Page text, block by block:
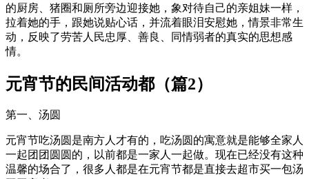
的厨房、猪圈和厕所旁边迎接她，象对待自己的亲姐妹一样，
拉着她的手，跟她说贴心话，并流着眼泪安慰她，情景非常生
动，反映了劳苦人民忠厚、善良、同情弱者的真实的思想感
情。
元宵节的民间活动都（篇2）
第一、汤圆
元宵节吃汤圆是南方人才有的，吃汤圆的寓意就是能够全家人
一起团团圆圆的，以前都是一家人一起做。现在已经没有这种
温馨的场合了，很多人都是在元宵节都是直接去超市买一包汤